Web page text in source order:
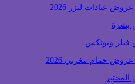
عيادات ليزر 2026
بشرة
وبوتكس
حمام مغربي 2026